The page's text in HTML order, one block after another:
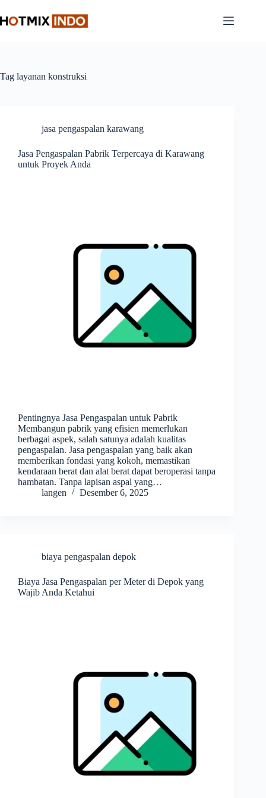
to
content
Tag layanan konstruksi
jasa pengaspalan karawang
Jasa Pengaspalan Pabrik Terpercaya di Karawang
untuk Proyek Anda
Pentingnya Jasa Pengaspalan untuk Pabrik
Membangun pabrik yang efisien memerlukan
berbagai aspek, salah satunya adalah kualitas
pengaspalan. Jasa pengaspalan yang baik akan
memberikan fondasi yang kokoh, memastikan
kendaraan berat dan alat berat dapat beroperasi tanpa
hambatan. Tanpa lapisan aspal yang…
langen
Desember 6, 2025
biaya pengaspalan depok
Biaya Jasa Pengaspalan per Meter di Depok yang
Wajib Anda Ketahui